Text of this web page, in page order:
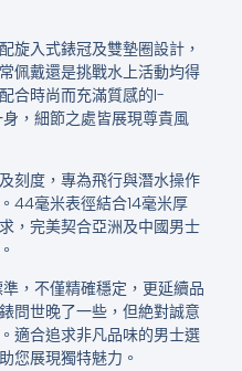
旋入式錶冠及雙墊圈設計，
佩戴還是挑戰水上活動均得
合時尚而充滿質感的I-
，細節之處皆展現尊貴風
刻度，專為飛行與潛水操作
44毫米表徑結合14毫米厚
，完美契合亞洲及中國男士
，不僅精確穩定，更延續品
問世晚了一些，但絶對誠意
適合追求非凡品味的男士選
您展現獨特魅力。